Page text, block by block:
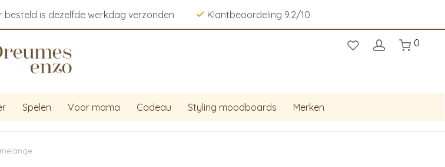
besteld is dezelfde werkdag verzonden Klantbeoordeling 9.2/10
0
Spelen Voor mama Cadeau Styling moodboards Merken